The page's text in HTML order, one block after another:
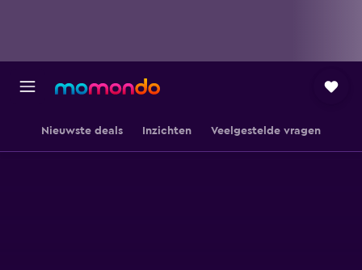
Nieuwste deals Inzichten Veelgestelde vragen